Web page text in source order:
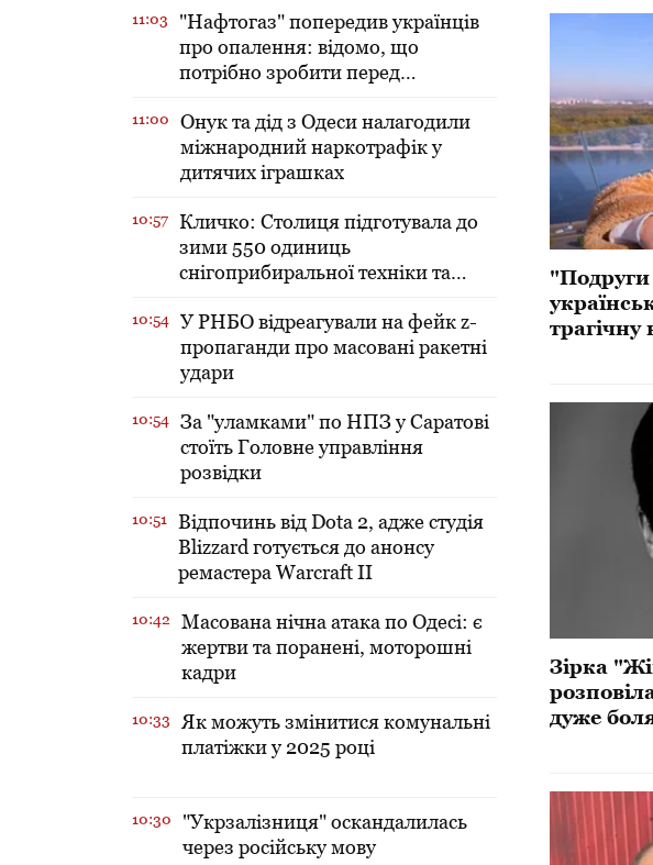
11:03
"Нафтогаз" попередив українців
про опалення: відомо, що
потрібно зробити перед
11:00
​Онук та дід з Одеси налагодили
міжнародний наркотрафік у
дитячих іграшках
10:57
Кличко: Столиця підготувала до
зими 550 одиниць
снігоприбиральної техніки та
10:54
У РНБО відреагували на фейк z-
пропаганди про масовані ракетні
удари
10:54
За "уламками" по НПЗ у Саратові
стоїть Головне управління
розвідки
10:51
Відпочинь від Dota 2, адже студія
Blizzard готується до анонсу
ремастера Warcraft II
10:42
Масована нічна атака по Одесі: є
жертви та поранені, моторошні
кадри
10:33
Як можуть змінитися комунальні
платіжки у 2025 році
10:30
"Укрзалізниця" оскандалилась
через російську мову
"Подруги
Зірка
дуже